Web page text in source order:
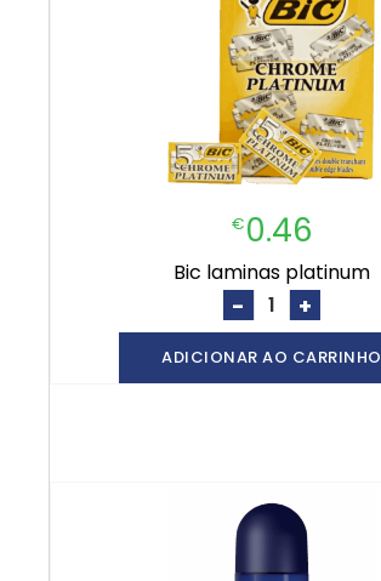
€0.46
bic laminas platinum
- +
ADICIONAR AO CARRINHO